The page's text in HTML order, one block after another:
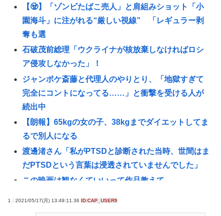
【🧟】「ゾンビたばこ売人」と肩組みショット「小
園海斗」に注がれる“厳しい視線” 「レギュラー剥
奪も選
石破茂前総理「ウクライナが核放棄しなければロシ
ア侵攻しなかった」！
ジャンポケ斎藤と代理人のやりとり、「地獄すぎて
完全にコントになってる……」と衝撃を受ける人が
続出中
【朗報】65kgの女の子、38kgまでダイエットしてま
るで別人になる
渡邊渚さん「私がPTSDと診断された当時、世間はま
だPTSDという言葉は浸透されていませんでした」
この映画は観なくていいって作品教えて
氷河期世代『ルッキズムが一番酷かったのは00年
1 : 2021/05/17(月) 13:49:11.36 ID:CAP_USER9